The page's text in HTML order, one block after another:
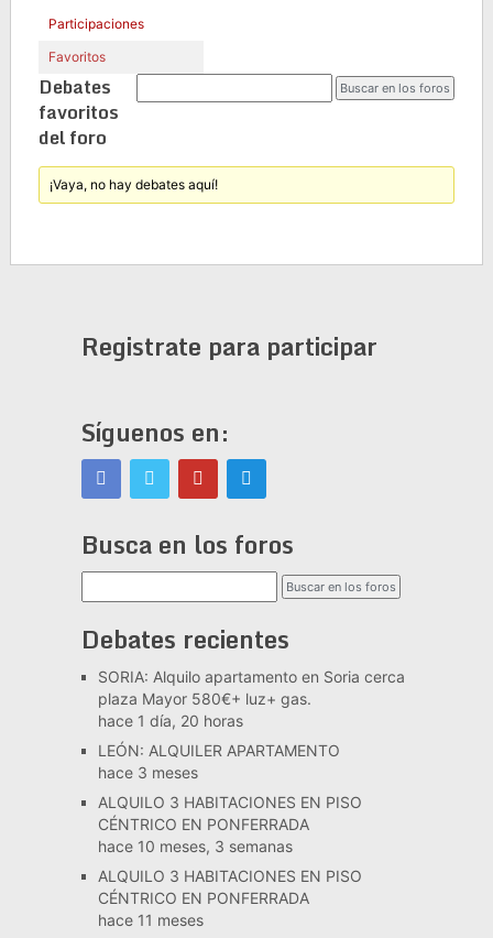
Participaciones
Favoritos
Debates
favoritos
del foro
¡Vaya, no hay debates aquí!
Registrate para participar
Síguenos en:
Busca en los foros
Debates recientes
SORIA: Alquilo apartamento en Soria cerca
plaza Mayor 580€+ luz+ gas.
hace 1 día, 20 horas
LEÓN: ALQUILER APARTAMENTO
hace 3 meses
ALQUILO 3 HABITACIONES EN PISO
CÉNTRICO EN PONFERRADA
hace 10 meses, 3 semanas
ALQUILO 3 HABITACIONES EN PISO
CÉNTRICO EN PONFERRADA
hace 11 meses